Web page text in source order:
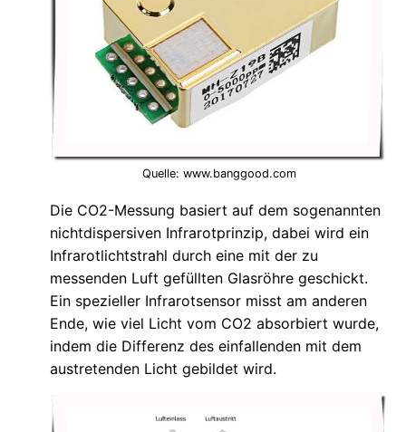
Quelle: www.banggood.com
Die CO2-Messung basiert auf dem sogenannten
nichtdispersiven Infrarotprinzip, dabei wird ein
Infrarotlichtstrahl durch eine mit der zu
messenden Luft gefüllten Glasröhre geschickt.
Ein spezieller Infrarotsensor misst am anderen
Ende, wie viel Licht vom CO2 absorbiert wurde,
indem die Differenz des einfallenden mit dem
austretenden Licht gebildet wird.